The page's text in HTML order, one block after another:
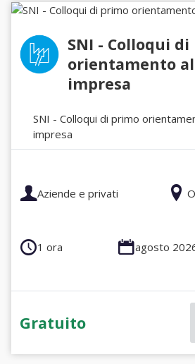
SNI - Colloqui
orientamento
impresa
SNI - Colloqui di primo
impresa
Aziende e privati
1 ora agosto
Gratuito